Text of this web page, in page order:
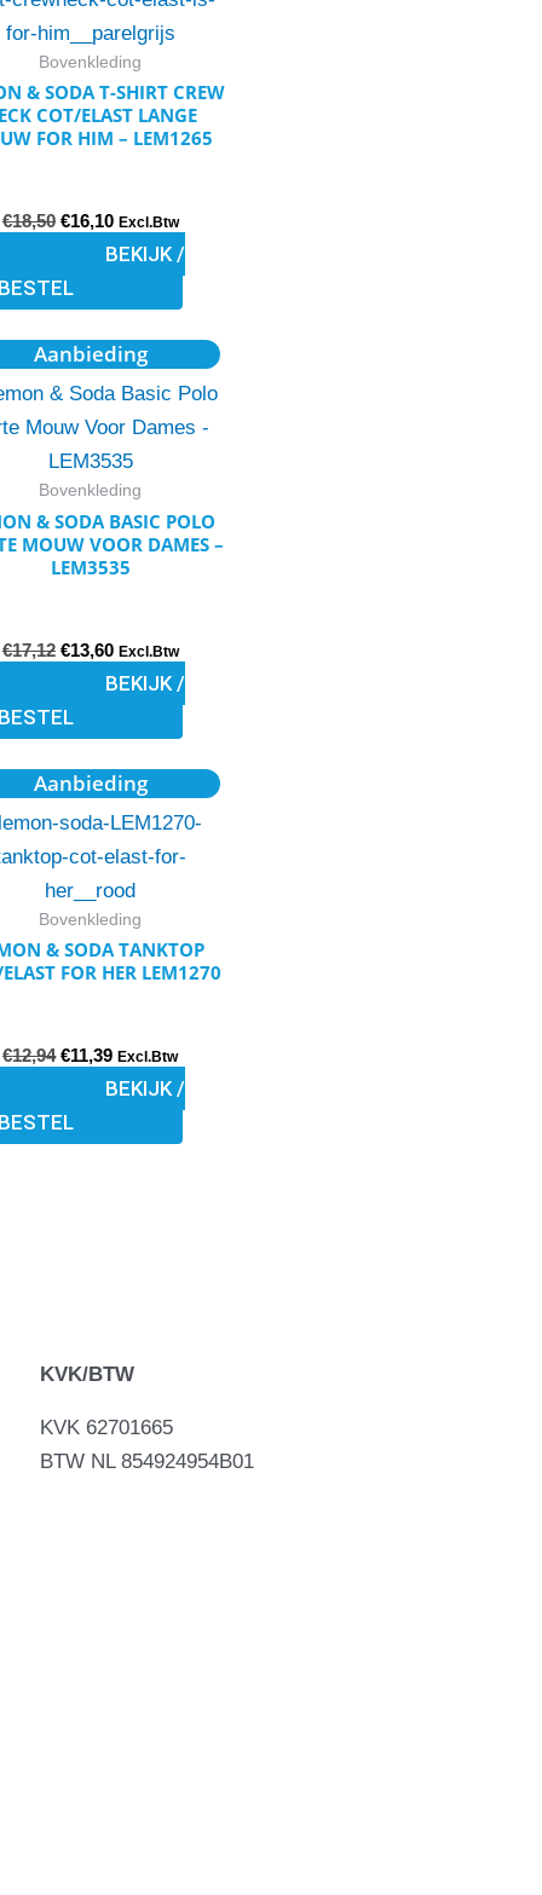
Bovenkleding
& SODA T-SHIRT CREW
COT/ELAST LANGE
FOR HIM – LEM1265
€18,50 €16,10 Excl.Btw
BEKIJK /
BESTEL
meerdere
variaties.
Deze
optie
worden
op
Aanbieding
Bovenkleding
& SODA BASIC POLO
MOUW VOOR DAMES –
LEM3535
€17,12
Oorspronkelijke
prijs
was:
€13,60
Huidige
prijs
is:
Excl.Btw
BEKIJK /
BESTEL
Dit
product
heeft
meerdere
variaties.
Deze
optie
worden
op
Aanbieding
Bovenkleding
& SODA TANKTOP
FOR HER LEM1270
€12,94
Oorspronkelijke
prijs
was:
€11,39
Huidige
prijs
is:
Excl.Btw
BEKIJK /
BESTEL
Dit
variaties.
Deze
optie
gekozen
worden
de
KVK/BTW
KVK 62701665
BTW NL 854924954B01